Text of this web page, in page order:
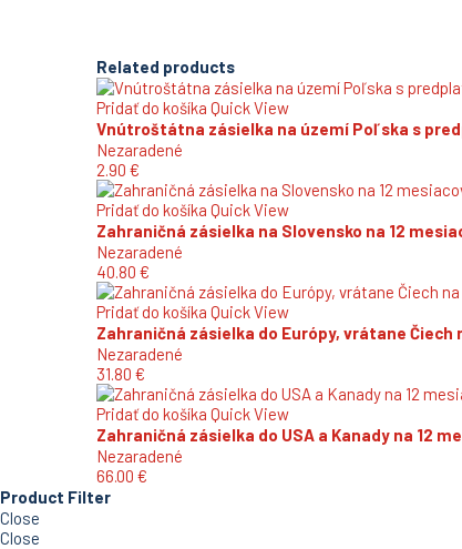
Related products
Pridať do košíka Quick View
Vnútroštátna zásielka na území Poľska s
Nezaradené
2.90 €
Pridať do košíka Quick View
Zahraničná zásielka na Slovensko na 12
Nezaradené
40.80 €
Pridať do košíka Quick View
Zahraničná zásielka do Európy, vrátane Čiech
Nezaradené
31.80 €
Pridať do košíka Quick View
Zahraničná zásielka do USA a Kanady na 12
Nezaradené
66.00 €
Product Filter
Close
Close